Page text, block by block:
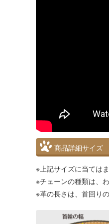
商品詳細サイズ
※上記サイズに当ては
※チェーンの種類は、
※革の長さは、首回り